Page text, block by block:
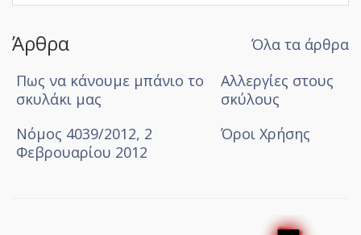
Άρθρα
Όλα τα άρθρα
Πως να κάνουμε μπάνιο το
σκυλάκι μας
Αλλεργίες στους
σκύλους
Νόμος 4039/2012, 2
Φεβρουαρίου 2012
Όροι Χρήσης